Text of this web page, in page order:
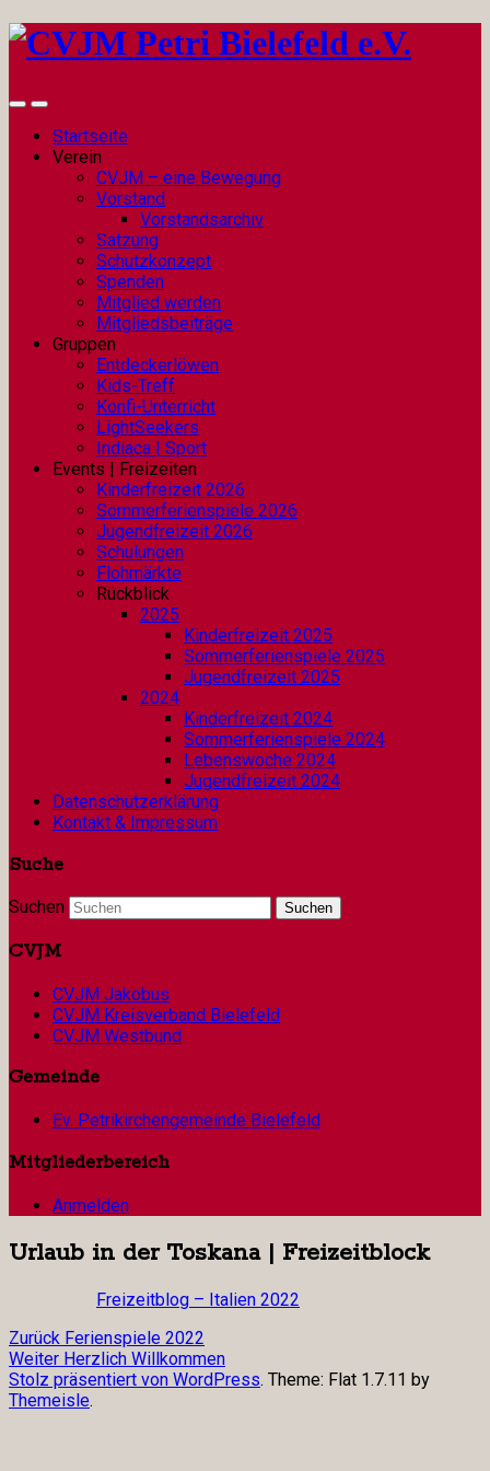
Startseite
Verein
CVJM – eine Bewegung
Vorstand
Vorstandsarchiv
Satzung
Schutzkonzept
Spenden
Mitglied werden
Mitgliedsbeiträge
Gruppen
Entdeckerlöwen
Kids-Treff
Konfi-Unterricht
LightSeekers
Indiaca | Sport
Events | Freizeiten
Kinderfreizeit 2026
Sommerferienspiele 2026
Jugendfreizeit 2026
Schulungen
Flohmärkte
Rückblick
2025
Kinderfreizeit 2025
Sommerferienspiele 2025
Jugendfreizeit 2025
2024
Kinderfreizeit 2024
Sommerferienspiele 2024
Lebenswoche 2024
Jugendfreizeit 2024
Datenschutzerklärung
Kontakt & Impressum
Suche
Suchen
CVJM
CVJM Jakobus
CVJM Kreisverband Bielefeld
CVJM Westbund
Gemeinde
Ev. Petrikirchengemeinde Bielefeld
Mitgliederbereich
Anmelden
Urlaub in der Toskana | Freizeitblock
Freizeitblog – Italien 2022
Beitragsnavigation
Zurück Vorheriger
Beitrag:
Ferienspiele 2022
Weiter Nächster
Beitrag:
Herzlich Willkommen
Stolz präsentiert von WordPress. Theme: Flat 1.7.11 by
Themeisle.